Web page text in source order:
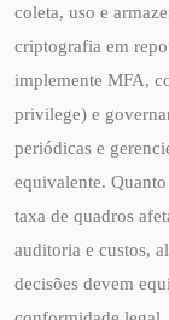
coleta, uso e
criptografia em
implemente MFA,
privilege) e
periódicas e
equivalente.
taxa de quadros
auditoria e custos,
decisões devem